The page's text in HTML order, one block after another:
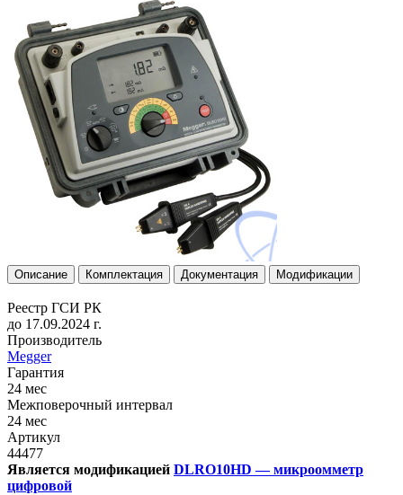
Описание Комплектация Документация Модификации
Реестр ГСИ РК
до 17.09.2024 г.
Производитель
Megger
Гарантия
24 мес
Межповерочный интервал
24 мес
Артикул
44477
Является модификацией DLRO10HD — микроомметр
цифровой